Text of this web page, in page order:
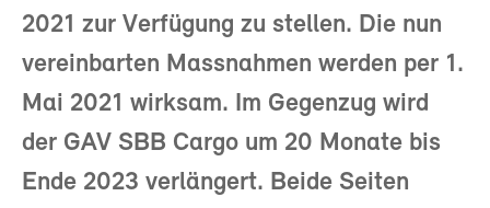
2021 zur Verfügung zu stellen. Die nun
vereinbarten Massnahmen werden per 1.
Mai 2021 wirksam. Im Gegenzug wird
der GAV SBB Cargo um 20 Monate bis
Ende 2023 verlängert. Beide Seiten